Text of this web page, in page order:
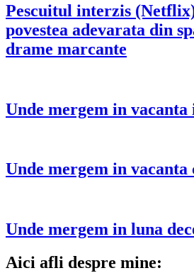
Pescuitul interzis
povestea adevarata din
drame marcante
Unde mergem in
Unde mergem in vacanta
Unde mergem in luna
Aici afli despre mine: